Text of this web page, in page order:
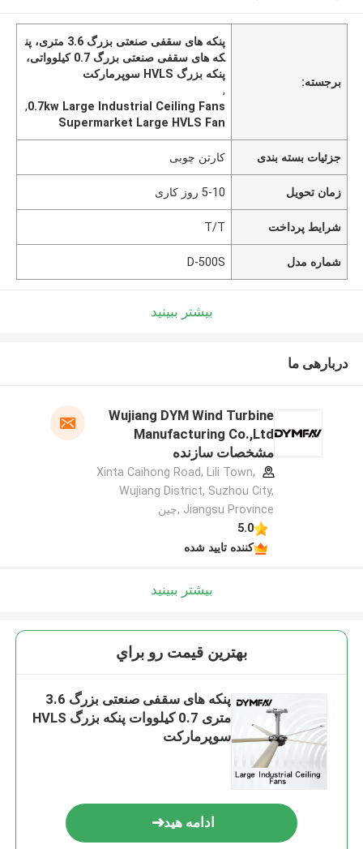
برجسته:
پنکه های سقفی صنعتی بزرگ 3.6 متری، پن
که های سقفی صنعتی بزرگ 0.7 کیلوواتی،
پنکه بزرگ HVLS سوپرمارکت
,
0.7kw Large Industrial Ceiling Fans
,
Supermarket Large HVLS Fan
جزئیات بسته بندی کارتن چوبی
زمان تحویل 5-10 روز کاری
شرایط پرداخت T/T
شماره مدل D-500S
بیشتر ببینید
دربارهی ما
Wujiang DYM Wind Turbine
Manufacturing Co.,Ltd
مشخصات سازنده
Xinta Caihong Road, Lili Town,
Wujiang District, Suzhou City,
Jiangsu Province ,چین
5.0
کننده تایید شده
بیشتر ببینید
بهترين قيمت رو براي
پنکه های سقفی صنعتی بزرگ 3.6
متری 0.7 کیلووات پنکه بزرگ HVLS
سوپرمارکت
ادامه هید